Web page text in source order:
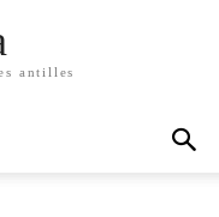
antilles